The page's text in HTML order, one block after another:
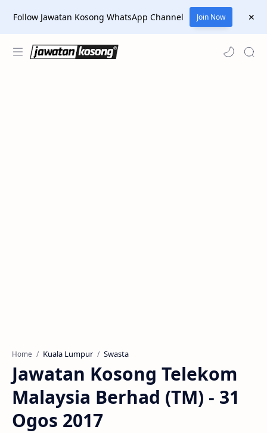
Follow Jawatan Kosong WhatsApp Channel Join Now
Home Kuala Lumpur Swasta
Jawatan Kosong Telekom
Malaysia Berhad (TM) - 31
Ogos 2017